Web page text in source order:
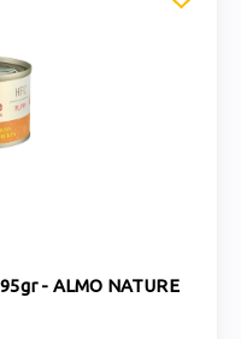
- ALMO NATURE